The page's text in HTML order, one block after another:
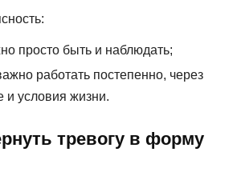
просто быть и наблюдать;
работать постепенно, через
и условия жизни.
тревогу в форму